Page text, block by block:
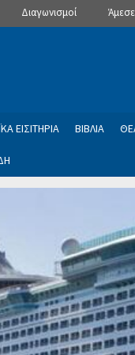
Διαγωνισμοί
ΕΙΣΙΤΗΡΙΑ ΒΙΒΛΙΑ
εγγραφής στο